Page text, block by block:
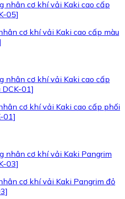
cơ khí vải Kaki cao cấp màu
cơ khí vải Kaki cao cấp phối
01]
cơ khí vải Kaki Pangrim đỏ